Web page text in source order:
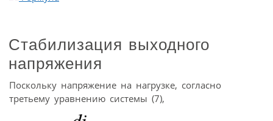
Стабилизация выходного
напряжения
Поскольку напряжение на нагрузке, согласно
третьему уравнению системы (7),